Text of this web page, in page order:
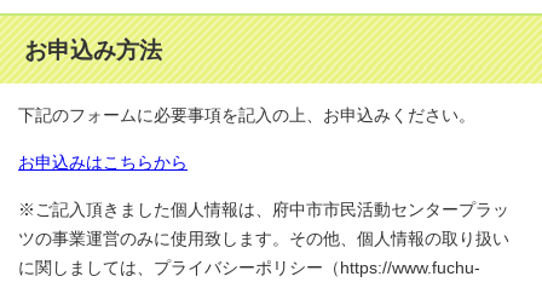
お申込み方法
下記のフォームに必要事項を記入の上、お申込みください。
お申込みはこちらから
※ご記入頂きました個人情報は、府中市市民活動センタープラッ
ツの事業運営のみに使用致します。その他、個人情報の取り扱い
に関しましては、プライバシーポリシー（https://www.fuchu-